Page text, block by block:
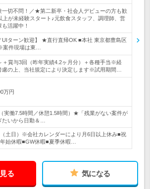
一切不問！／★第二新卒・社会人デビューの方も歓
が未経験スタート♪元飲食スタッフ、調理師、営
活躍中！
UIターン歓迎】 ★直行直帰OK ■本社 東京都豊島区
件現場は東…
＋賞与3回（昨年実績4.2ヶ月分）＋各種手当※経
慮の上、当社規定により決定します※試用期間…
万円
実働7.5時間／休憩1.5時間）★「残業がない案件が
たいから日勤＆…
土日）※会社カレンダーにより月6日以上休み■祝
始休暇■GW休暇■夏季休暇…
る 気になる